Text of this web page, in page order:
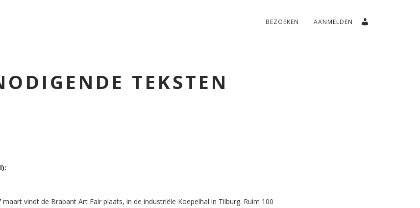
BEZOEKEN AANMELDEN
TEKSTEN
vindt de Brabant Art Fair plaats, in de industriële Koepelhal in Tilburg. Ruim 100